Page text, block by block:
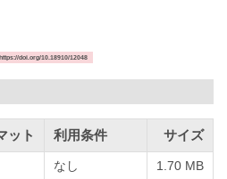
doi.org/10.18910/12048
ット 利用条件 サイズ
なし 1.70 MB